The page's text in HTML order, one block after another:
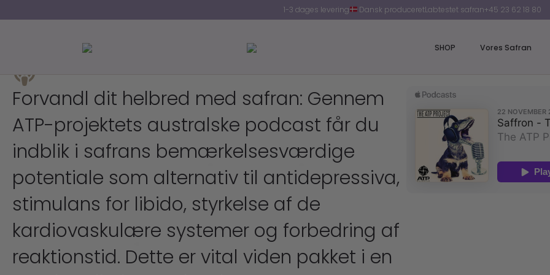
1-3 dages levering Dansk produceretLabtestet safran+45 23 62 18 80
SHOP
1-3 dages levering Dansk produceretLabtestet safran+45 23 62 18 80
SHOP Vores Safran
Forvandl dit helbred med safran: Gennem
ATP-projektets australske podcast får du
indblik i safrans bemærkelsesværdige
potentiale som alternativ til antidepressiva,
stimulans for libido, styrkelse af de
kardiovaskulære systemer og forbedring af
reaktionstid. Dette er vital viden pakket i en